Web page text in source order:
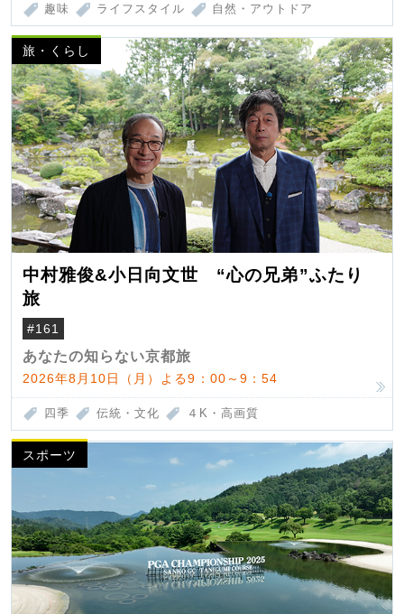
趣味 ライフスタイル 自然・アウトドア
旅・くらし
中村雅俊&小日向文世 “心の兄弟”ふたり
旅
#161
あなたの知らない京都旅
2026年8月10日（月）よる9：00～9：54
四季 伝統・文化 ４K・高画質
スポーツ